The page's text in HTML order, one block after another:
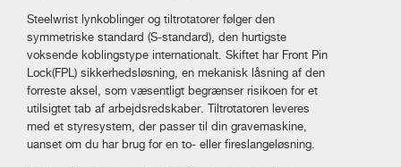
Steelwrist lynkoblinger og tiltrotatorer følger den
symmetriske standard (S-standard), den hurtigste
voksende koblingstype internationalt. Skiftet har Front Pin
Lock(FPL) sikkerhedsløsning, en mekanisk låsning af den
forreste aksel, som væsentligt begrænser risikoen for et
utilsigtet tab af arbejdsredskaber. Tiltrotatoren leveres
med et styresystem, der passer til din gravemaskine,
uanset om du har brug for en to- eller fireslangeløsning.